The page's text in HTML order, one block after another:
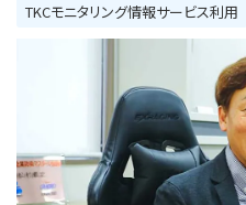
TKCモニタリング情報サービス利用